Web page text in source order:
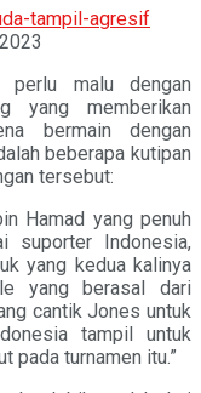
malu dengan
yang memberikan
bermain dengan
beberapa kutipan
tersebut:
Hamad yang penuh
suporter Indonesia,
yang kedua kalinya
yang berasal dari
cantik Jones untuk
tampil untuk
pada turnamen itu.”